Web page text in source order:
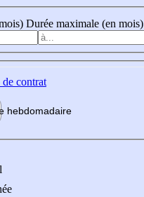
Durée maximale (en mois)
contrat
hebdomadaire